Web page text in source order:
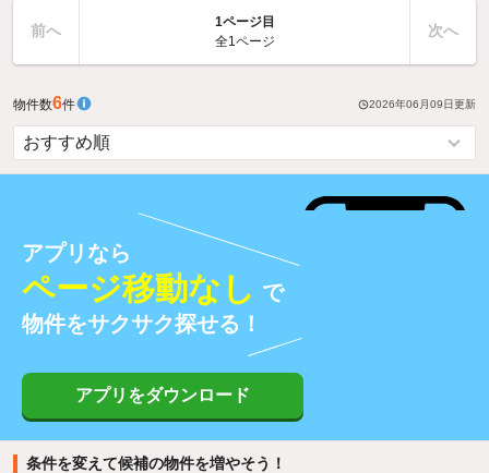
前へ
1ページ目
全1ページ
次へ
物件数6件 2026年06月09日更新
アプリなら
ページ移動なし で
物件をサクサク探せる！
アプリをダウンロード
条件を変えて候補の物件を増やそう！